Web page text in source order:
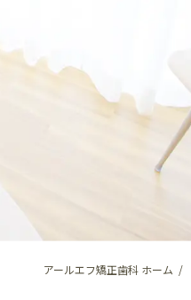
アールエフ矯正歯科 ホーム